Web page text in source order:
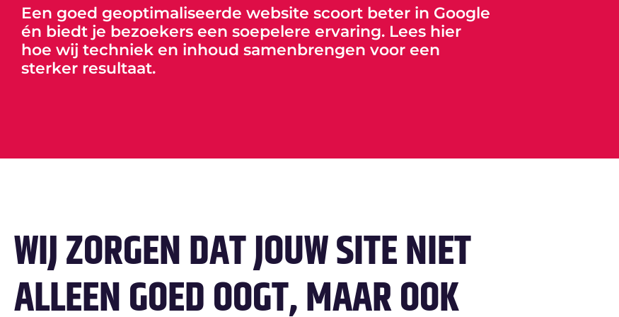
Een goed geoptimaliseerde website scoort beter in Google
én biedt je bezoekers een soepelere ervaring. Lees hier
hoe wij techniek en inhoud samenbrengen voor een
sterker resultaat.
WIJ ZORGEN DAT JOUW SITE NIET
ALLEEN GOED OOGT, MAAR OOK